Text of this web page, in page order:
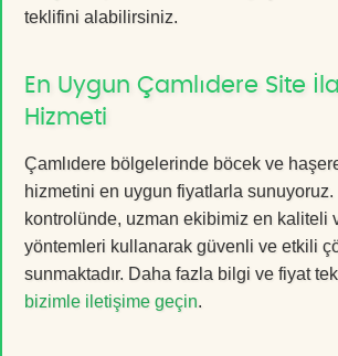
teklifini alabilirsiniz.
En Uygun Çamlıdere Site
Hizmeti
Çamlıdere bölgelerinde böcek ve
hizmetini en uygun fiyatlarla
kontrolünde, uzman ekibimiz en kaliteli
yöntemleri kullanarak güvenli ve etkili
sunmaktadır. Daha fazla bilgi ve fiyat
bizimle iletişime geçin.